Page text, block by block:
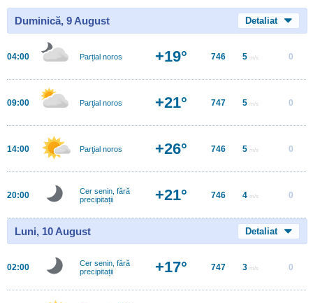
Duminică, 9 August Detaliat
04:00 Parțial noros +19° 746 5 m/s 0
09:00 Parţial noros +21° 747 5 m/s 0
14:00 Parţial noros +26° 746 5 m/s 0
20:00
Cer senin, fără
precipitații
+21° 746 4 m/s 0
Luni, 10 August Detaliat
02:00
Cer senin, fără
precipitații
+17° 747 3 m/s 0